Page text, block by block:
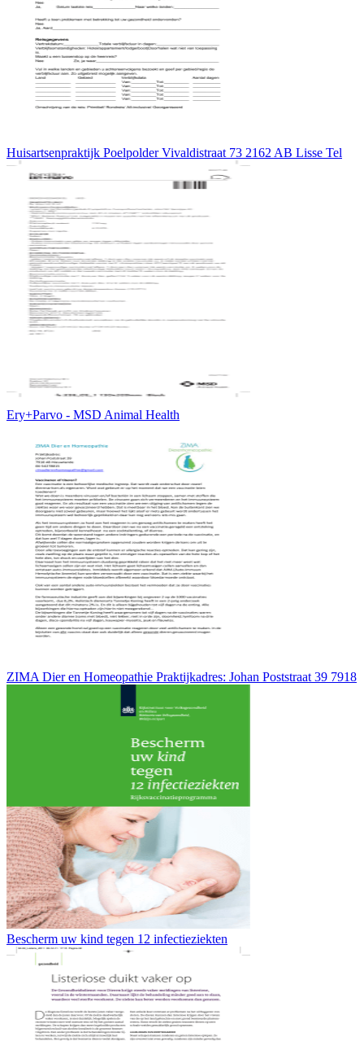
Huisartsenpraktijk Poelpolder Vivaldistraat 73 2162 AB Lisse Tel
Ery+Parvo - MSD Animal Health
ZIMA Dier en Homeopathie Praktijkadres: Johan Poststraat 39 7918
Bescherm uw kind tegen 12 infectieziekten